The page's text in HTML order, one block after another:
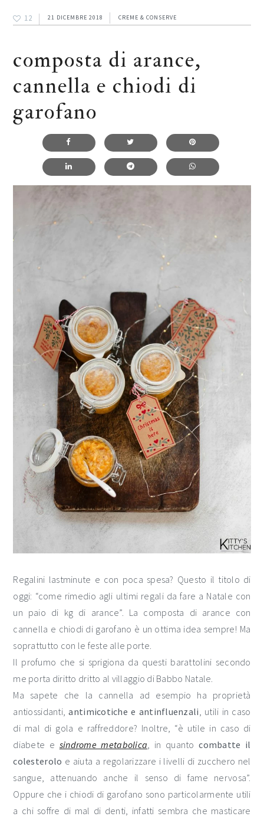
12 21 DICEMBRE 2018 CREME & CONSERVE
composta di arance,
cannella e chiodi di
garofano
Regalini lastminute e con poca spesa? Questo il titolo di
oggi: “come rimedio agli ultimi regali da fare a Natale con
un paio di kg di arance”. La composta di arance con
cannella e chiodi di garofano è un ottima idea sempre! Ma
soprattutto con le feste alle porte.
Il profumo che si sprigiona da questi barattolini secondo
me porta diritto dritto al villaggio di Babbo Natale.
Ma sapete che la cannella ad esempio ha proprietà
antiossidanti,antimicotiche e antinfluenzali , utili in caso
di mal di gola e raffreddore? Inoltre, “è utile in caso di
diabete e sindrome metabolica , in quantocombatte il
colesterolo e aiuta a regolarizzare i livelli di zucchero nel
sangue, attenuando anche il senso di fame nervosa”.
Oppure che i chiodi di garofano sono particolarmente utili
a chi soffre di mal di denti, infatti sembra che masticare